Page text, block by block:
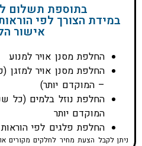
בתוספת תשלום
במידת הצורך לפי
אישור
החלפת מסנן אויר למנוע
– המוקדם יותר)
המוקדם יותר
החלפת פלגים לפי הוראות
ניתן לקבל הצעת מחיר לחלקים מקורים